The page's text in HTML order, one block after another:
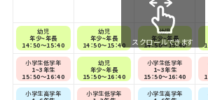
幼児
年少~年長
14：50～15：40
小学生低学年
1~3年生
15：50～16：40
小学生高学年
幼児
年少~年長
14：50～15：40
幼児
年少~年長
15：50～16：40
小学生低学年
幼児
年少~年長
14：50～15：40
小学生低学年
1~3年生
15：50～16：40
小学生高学年
スクロールできます